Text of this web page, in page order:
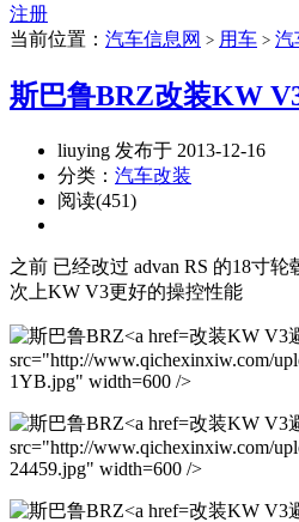
注册
当前位置： 汽车信息网 > 用车 > 汽
斯巴鲁BRZ改装KW
liuying 发布于 2013-12-16
分类： 汽车改装
阅读(451)
之前 已经改过 advan RS 的18寸
次上KW V3更好的操控性能
改装KW V3
src="http://www.qichexinxiw.com/
1YB.jpg" width=600 />
改装KW V3
src="http://www.qichexinxiw.com/
24459.jpg" width=600 />
改装KW V3